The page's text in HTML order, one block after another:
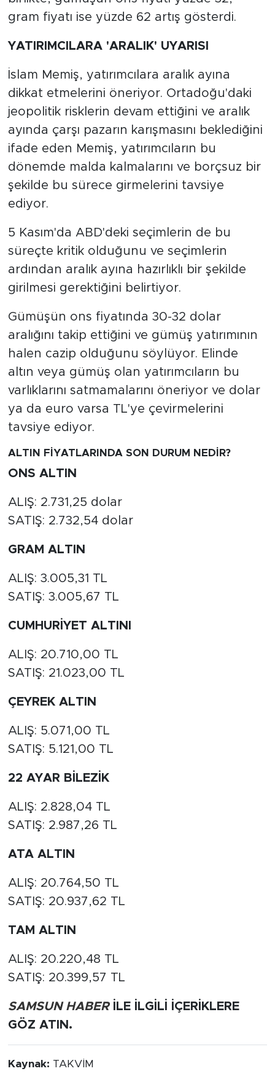
gram fiyatı ise yüzde 62 artış gösterdi.
YATIRIMCILARA 'ARALIK' UYARISI
İslam Memiş, yatırımcılara aralık ayına
dikkat etmelerini öneriyor. Ortadoğu'daki
jeopolitik risklerin devam ettiğini ve aralık
ayında çarşı pazarın karışmasını beklediğini
ifade eden Memiş, yatırımcıların bu
dönemde malda kalmalarını ve borçsuz bir
şekilde bu sürece girmelerini tavsiye
ediyor.
5 Kasım'da ABD'deki seçimlerin de bu
süreçte kritik olduğunu ve seçimlerin
ardından aralık ayına hazırlıklı bir şekilde
girilmesi gerektiğini belirtiyor.
Gümüşün ons fiyatında 30-32 dolar
aralığını takip ettiğini ve gümüş yatırımının
halen cazip olduğunu söylüyor. Elinde
altın veya gümüş olan yatırımcıların bu
varlıklarını satmamalarını öneriyor ve dolar
ya da euro varsa TL'ye çevirmelerini
tavsiye ediyor.
ALTIN FİYATLARINDA SON DURUM NEDİR?
ONS ALTIN
ALIŞ: 2.731,25 dolar
SATIŞ: 2.732,54 dolar
GRAM ALTIN
ALIŞ: 3.005,31 TL
SATIŞ: 3.005,67 TL
CUMHURİYET ALTINI
ALIŞ: 20.710,00 TL
SATIŞ: 21.023,00 TL
ÇEYREK ALTIN
ALIŞ: 5.071,00 TL
SATIŞ: 5.121,00 TL
22 AYAR BİLEZİK
ALIŞ: 2.828,04 TL
SATIŞ: 2.987,26 TL
ATA ALTIN
ALIŞ: 20.764,50 TL
SATIŞ: 20.937,62 TL
TAM ALTIN
ALIŞ: 20.220,48 TL
SATIŞ: 20.399,57 TL
SAMSUN HABERİLE İLGİLİ İÇERİKLERE
GÖZ ATIN.
Kaynak: TAKVİM